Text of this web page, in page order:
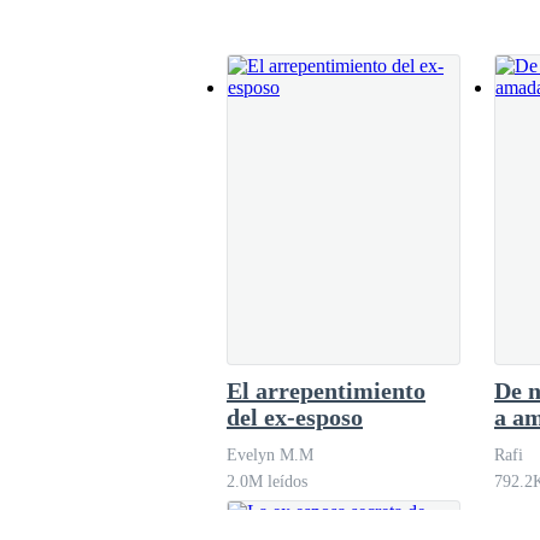
El trabajo consistiría en elaborar una serie de
clase entonces, él había dicho que prefería
Sala 37 A.
El arrepentimiento
del ex-esposo
Evelyn M.M
2.0M leídos
De
a
Rafi